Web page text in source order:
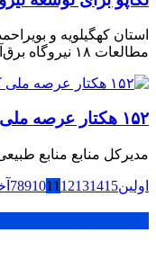
استان کهگیلویه و
مطالعات ۱۸ نیروگاه برق‌آبی جدید در استان آغاز شده‌ است.
۱۵۲ هکتار عرصه ملی کهگیلویه وبویراحمد از تصرف سودجویان خارج شد
مدیرکل منابع منابع طبیعی و آبخیزداری
اولین 7891011 12131415